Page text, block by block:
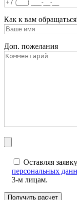
Как к вам
Доп. пожелания
Оставляя
персональных
3-м лицам.